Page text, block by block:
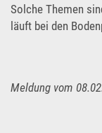
Solche Themen
läuft bei den
Meldung vom